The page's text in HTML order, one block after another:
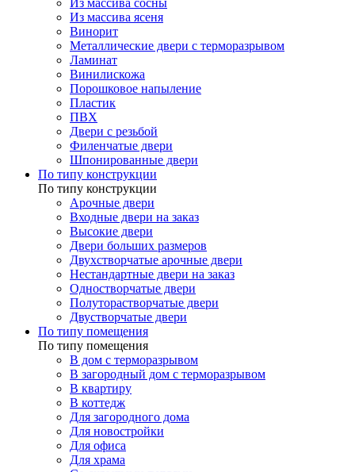
Из массива сосны
Из массива ясеня
Винорит
Металлические двери с терморазрывом
Ламинат
Винилискожа
Порошковое напыление
Пластик
ПВХ
Двери с резьбой
Филенчатые двери
Шпонированные двери
По типу конструкции
По типу конструкции
Арочные двери
Входные двери на заказ
Высокие двери
Двери больших размеров
Двухстворчатые арочные двери
Нестандартные двери на заказ
Одностворчатые двери
Полуторастворчатые двери
Двустворчатые двери
По типу помещения
По типу помещения
В дом с терморазрывом
В загородный дом с терморазрывом
В квартиру
В коттедж
Для загородного дома
Для новостройки
Для офиса
Для храма